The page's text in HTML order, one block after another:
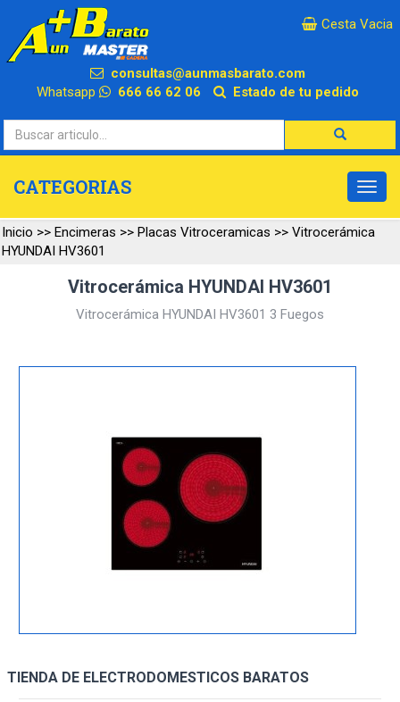
×
Cesta Vacia
consultas@aunmasbarato.com
Whatsapp
666 66 62 06 Estado de tu pedido
CATEGORIAS
Inicio >> Encimeras >> Placas Vitroceramicas >> Vitrocerámica
HYUNDAI HV3601
Vitrocerámica HYUNDAI HV3601
Vitrocerámica HYUNDAI HV3601 3 Fuegos
TIENDA DE ELECTRODOMESTICOS BARATOS